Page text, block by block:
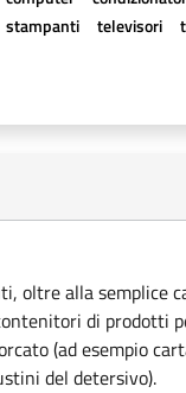
stampanti televisori
oltre alla semplice
di prodotti
(ad esempio
del detersivo).